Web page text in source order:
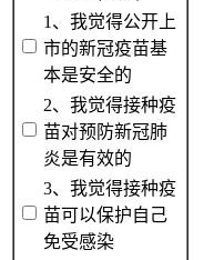
1、我觉得公开上
市的新冠疫苗基
本是安全的
2、我觉得接种疫
苗对预防新冠肺
炎是有效的
3、我觉得接种疫
苗可以保护自己
免受感染